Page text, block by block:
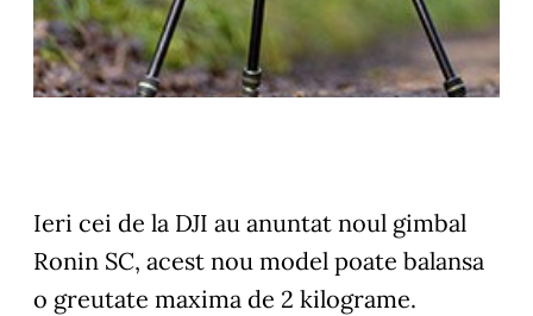
Ieri cei de la DJI au anuntat noul gimbal
Ronin SC, acest nou model poate balansa
o greutate maxima de 2 kilograme.